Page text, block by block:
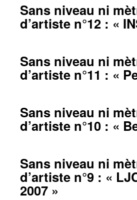
Sans niveau ni
d’artiste n°12 : «
Sans niveau ni
d’artiste n°11 : «
Sans niveau ni
d’artiste n°10 : «
Sans niveau ni
d’artiste n°9 : «
2007 »